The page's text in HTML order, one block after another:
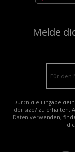
Melde
Durch die Eingabe
der size? zu erhalten.
Daten verwenden,